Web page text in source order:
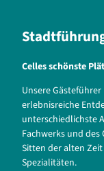
Celles schönste
Unsere
erlebnisreiche
unterschiedlichste
Fachwerks und
Sitten der alten
Spezialitäten.